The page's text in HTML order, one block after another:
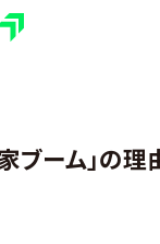
ブーム」の理